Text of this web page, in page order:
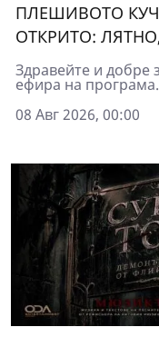
ПЛЕШИВОТО
ОТКРИТО:
Здравейте и добре
ефира на
08 Авг 2026, 00:00